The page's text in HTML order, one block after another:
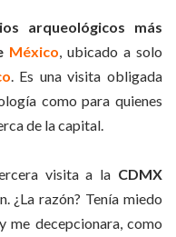
arqueológicos más
México , ubicado a solo
. Es una visita obligada
como para quienes
de la capital.
visita a la CDMX
¿La razón? Tenía miedo
me decepcionara, como